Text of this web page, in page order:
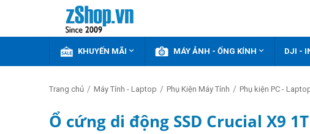
KHUYẾN MÃI  MÁY ẢNH - ỐNG KÍNH  DJI -
Trang chủ / Máy Tính - Laptop / Phụ Kiện Máy Tính / Phụ kiện PC -
Ổ cứng di động SSD Crucial X9